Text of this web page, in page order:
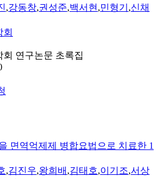
,강동창,권성준,백서현,민형기 ,신채
회 연구논문 초록집
면역억제제 병합요법으로 치료한 1
,김진우,왕희배 ,김태호,이기조,서상